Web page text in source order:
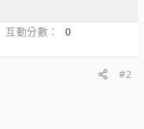
互動分數
0
#2